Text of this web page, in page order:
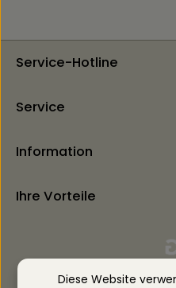
Service-Hotline
Service
Information
Ihre Vorteile
Diese Website